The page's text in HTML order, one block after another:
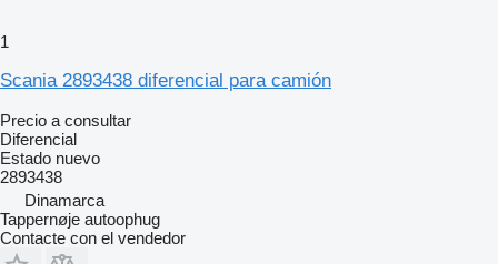
1
Scania 2893438 diferencial para camión
Precio a consultar
Diferencial
Estado nuevo
2893438
Dinamarca
Tappernøje autoophug
Contacte con el vendedor